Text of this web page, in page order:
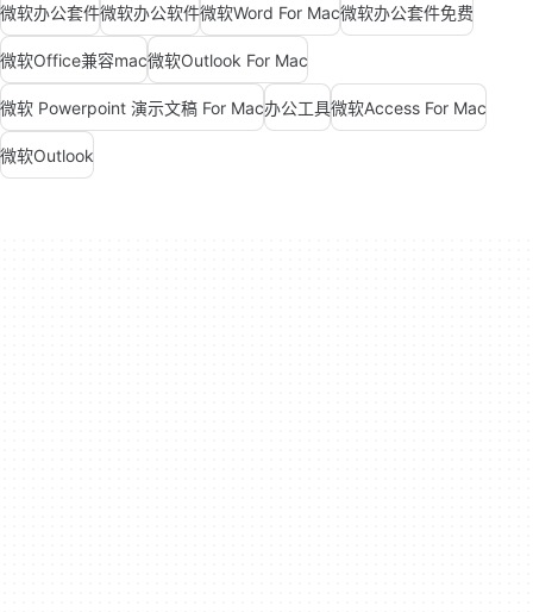
微软办公套件微软办公软件微软Word For Mac微软办公套件免费
微软Office兼容mac微软Outlook For Mac
微软 Powerpoint 演示文稿 For Mac办公工具微软Access For Mac
微软Outlook